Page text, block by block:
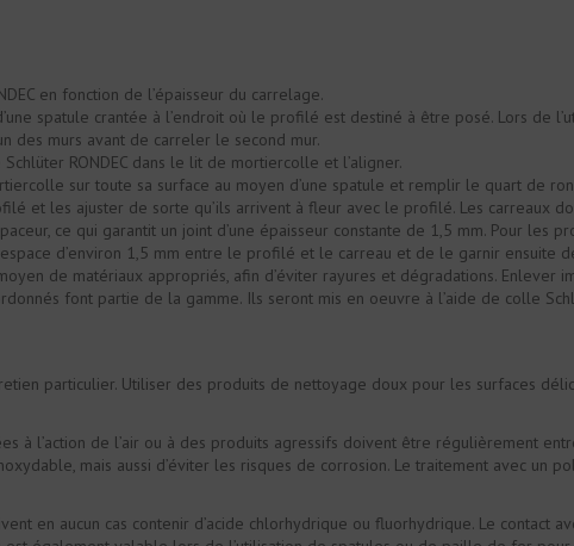
en fonction de l’épaisseur du carrelage.
spatule crantée à l’endroit où le profilé est destiné à être posé. Lors de
des murs avant de carreler le second mur.
RONDEC dans le lit de mortiercolle et l’aligner.
sur toute sa surface au moyen d’une spatule et remplir le quart de
et les ajuster de sorte qu’ils arrivent à fleur avec le profilé. Les carreaux
ce qui garantit un joint d’une épaisseur constante de 1,5 mm. Pour
espace d’environ 1,5 mm entre le profilé et le carreau et de le garnir ensuite
de matériaux appropriés, afin d’éviter rayures et dégradations.
font partie de la gamme. Ils seront mis en oeuvre à l’aide de colle
particulier. Utiliser des produits de nettoyage doux pour les surfaces
à l’action de l’air ou à des produits agressifs doivent être régulièrement
mais aussi d’éviter les risques de corrosion. Le traitement avec un
en aucun cas contenir d’acide chlorhydrique ou fluorhydrique. Le contact